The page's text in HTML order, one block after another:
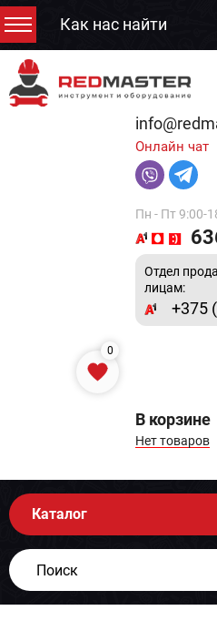
Как нас найти
Онлайн чат
Пн - Пт 9:00-
Отдел
лицам:
+375
0
В корзине
Нет товаров
Каталог